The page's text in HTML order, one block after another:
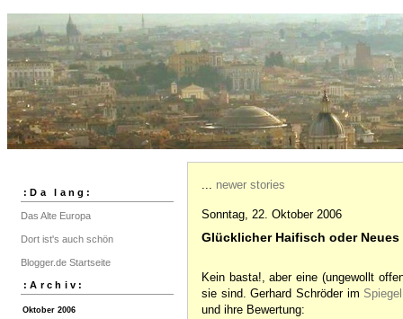
:Da lang:
Das Alte Europa
Dort ist's auch schön
Blogger.de Startseite
:Archiv:
Oktober 2006
... newer stories
Sonntag, 22. Oktober 2006
Glücklicher Haifisch oder Neues
Kein basta!, aber eine (ungewollt
sie sind. Gerhard Schröder im Spiegel
und ihre Bewertung: